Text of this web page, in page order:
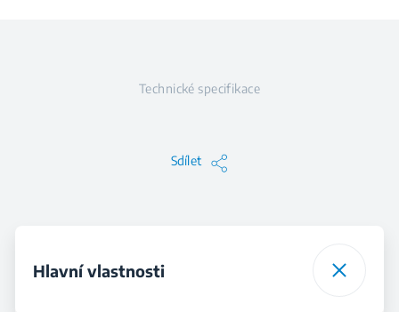
Technické specifikace
Sdílet
Hlavní vlastnosti